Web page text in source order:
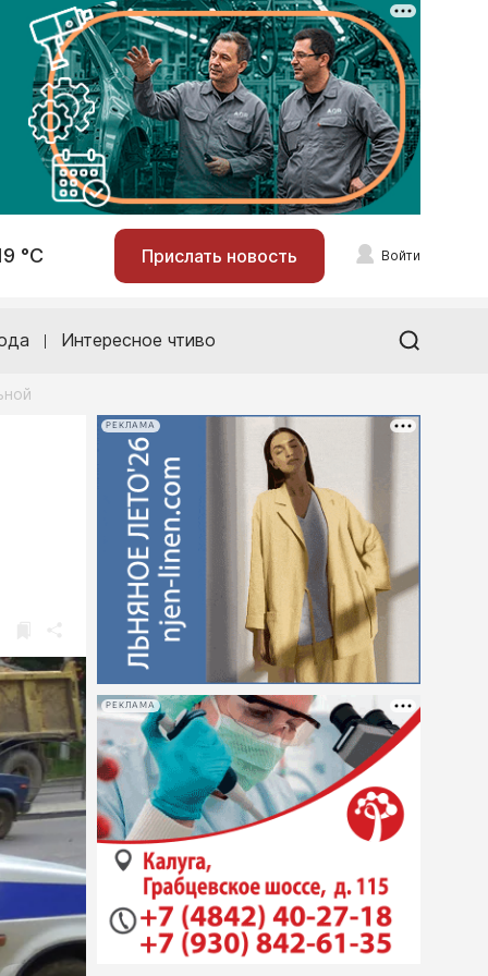
°С Прислать новость Войти
Интересное чтиво
РЕКЛАМА
РЕКЛАМА